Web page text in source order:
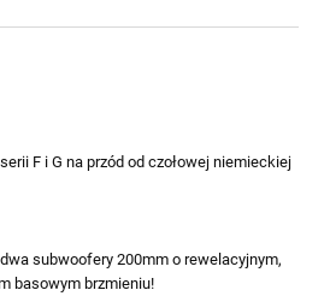
F i G na przód od czołowej niemieckiej
dwa subwoofery 200mm o rewelacyjnym,
basowym brzmieniu!